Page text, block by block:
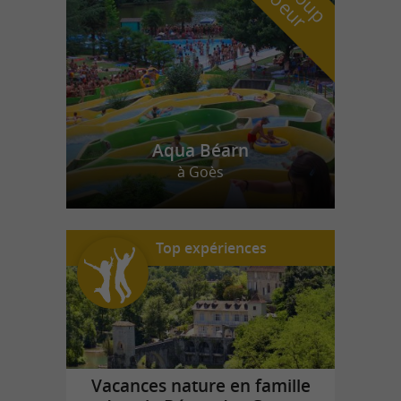
Aqua Béarn
à Goès
Top expériences
Vacances nature en famille